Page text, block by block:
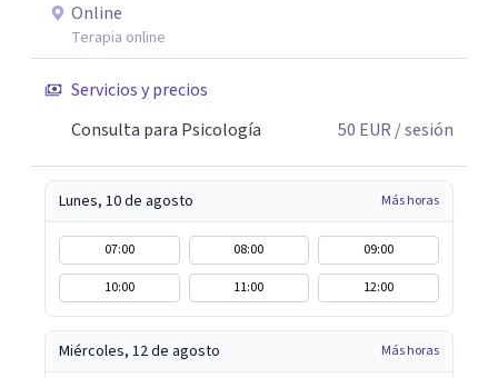
Online
Terapia online
Servicios y precios
Consulta para Psicología
50 EUR / sesión
Lunes, 10 de agosto Más horas
07:00 08:00
09:00
10:00
11:00 12:00
Miércoles, 12 de agosto Más horas